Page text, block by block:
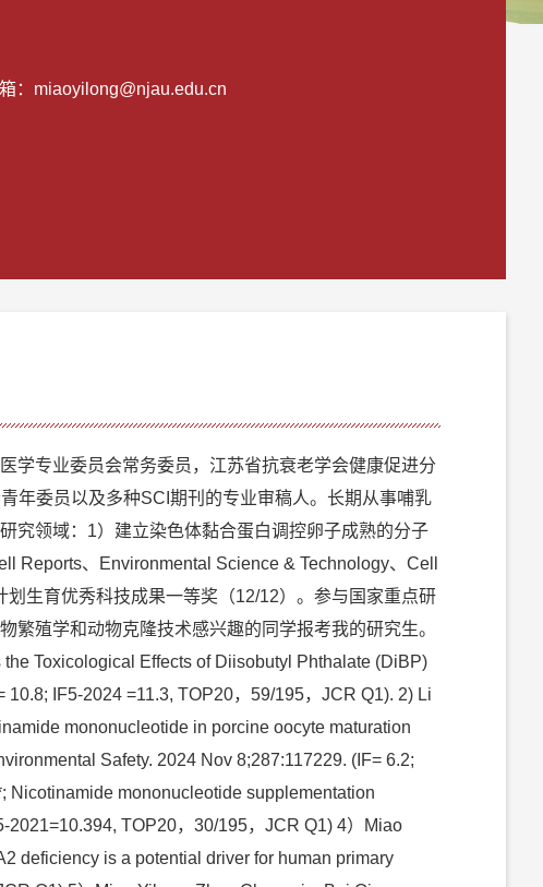
： miaoyilong@njau.edu.cn
学专业委员会常务委员，江苏省抗衰老学会健康促进分
年委员以及多种SCI期刊的专业审稿人。长期从事哺乳
究领域：1）建立染色体黏合蛋白调控卵子成熟的分子
Reports、Environmental Science & Technology、Cell
生育优秀科技成果一等奖（12/12）。参与国家重点研
殖学和动物克隆技术感兴趣的同学报考我的研究生。
Toxicological Effects of Diisobutyl Phthalate (DiBP)
IF5-2024 =11.3, TOP20，59/195，JCR Q1). 2) Li
mononucleotide in porcine oocyte maturation
Safety. 2024 Nov 8;287:117229. (IF= 6.2;
Nicotinamide mononucleotide supplementation
TOP20，30/195，JCR Q1) 4）Miao
deficiency is a potential driver for human primary